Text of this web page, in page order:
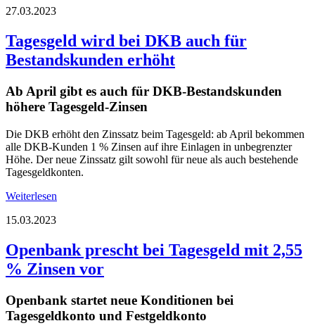
27.03.2023
Tagesgeld wird bei DKB auch für
Bestandskunden erhöht
Ab April gibt es auch für DKB-Bestandskunden
höhere Tagesgeld-Zinsen
Die DKB erhöht den Zinssatz beim Tagesgeld: ab April bekommen
alle DKB-Kunden 1 % Zinsen auf ihre Einlagen in unbegrenzter
Höhe. Der neue Zinssatz gilt sowohl für neue als auch bestehende
Tagesgeldkonten.
Weiterlesen
15.03.2023
Openbank prescht bei Tagesgeld mit 2,55
% Zinsen vor
Openbank startet neue Konditionen bei
Tagesgeldkonto und Festgeldkonto